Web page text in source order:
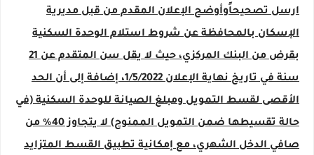
ارسل تصحيحاًوأوضح الإعلان المقدم من قبل مديرية
الإسكان بالمحافظة عن شروط استلام الوحدة السكنية
بقرض من البنك المركزي، حيث لا يقل سن المتقدم عن 21
سنة في تاريخ نهاية الإعلان 1/5/2022، إضافة إلى أن الحد
الأقصى لقسط التمويل ومبلغ الصيانة للوحدة السكنية (في
حالة تقسيطها ضمن التمويل الممنوح) لا يتجاوز 40% من
صافي الدخل الشهري، مع إمكانية تطبيق القسط المتزايد